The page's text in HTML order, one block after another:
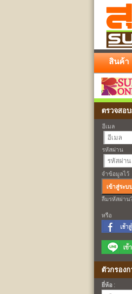
สินค้า
ตรวจสอ
อีเมล
รหัสผ่าน
จำข้อมูลไว้
ลืมรหัสผ่าน
หรือ
ตัวกรอง
ยี่ห้อ :